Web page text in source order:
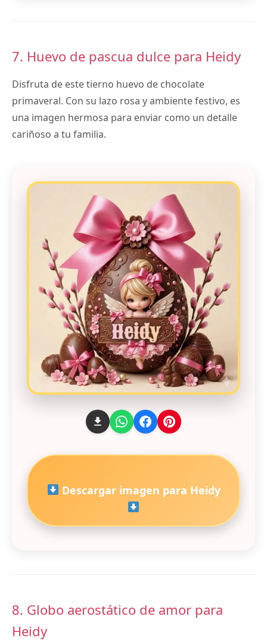
7. Huevo de pascua dulce para Heidy
Disfruta de este tierno huevo de chocolate
primaveral. Con su lazo rosa y ambiente festivo, es
una imagen hermosa para enviar como un detalle
cariñoso a tu familia.
Descargar imagen para Heidy
8. Globo aerostático de amor para
Heidy